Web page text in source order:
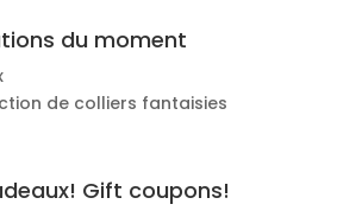
du moment
de colliers fantaisies
Gift coupons!